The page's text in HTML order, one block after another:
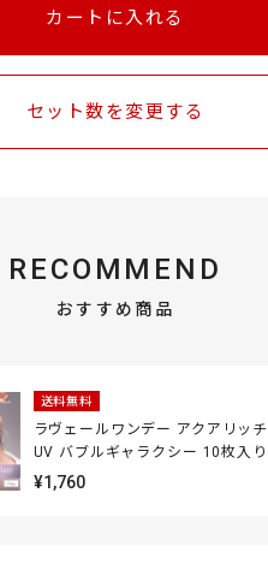
カートに入れる
セット数を変更する
RECOMMEND
おすすめ商品
送料無料
ラヴェールワンデー アクアリッチ
UV バブルギャラクシー 10枚入り
¥1,760